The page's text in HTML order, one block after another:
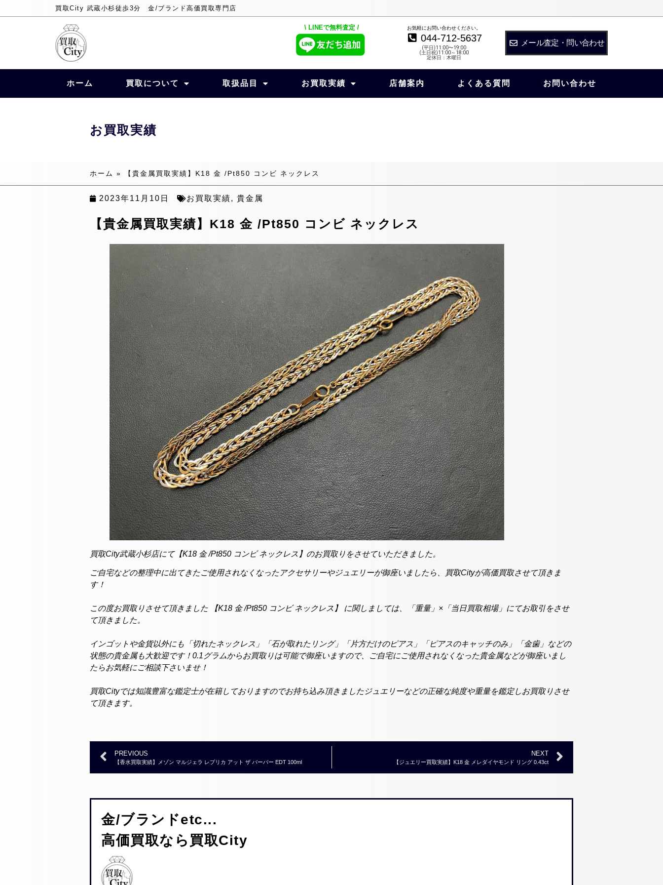
買取City 武蔵小杉徒歩3分 金/ブランド高価買取専門店
\ LINEで無料査定 / お気軽にお問い合わせください。
044-712-5637
(平日)11:00〜19:00
(土日祝)11:00～18:00
定休日：木曜日
メール査定・問い合わせ
ホーム 買取について 取扱品目 お買取実績 店舗案内 よくある質問 お問い合わせ
お買取実績
ホーム » 【貴金属買取実績】K18 金 /Pt850 コンビ ネックレス
2023年11月10日 お買取実績, 貴金属
【貴金属買取実績】K18 金 /Pt850 コンビ ネックレス
買取City武蔵小杉店にて【K18 金 /Pt850 コンビ ネックレス】のお買取りをさせていただきました。
ご自宅などの整理中に出てきたご使用されなくなったアクセサリーやジュエリーが御座いましたら、買取Cityが高価買取させて頂きま
す！
この度お買取りさせて頂きました 【K18 金 /Pt850 コンビ ネックレス】 に関しましては、「重量」×「当日買取相場」にてお取引をさせ
て頂きました。
インゴットや金貨以外にも「切れたネックレス」「石が取れたリング」「片方だけのピアス」「ピアスのキャッチのみ」「金歯」などの
状態の貴金属も大歓迎です！0.1グラムからお買取りは可能で御座いますので、ご自宅にご使用されなくなった貴金属などが御座いまし
たらお気軽にご相談下さいませ！
買取Cityでは知識豊富な鑑定士が在籍しておりますのでお持ち込み頂きましたジュエリーなどの正確な純度や重量を鑑定しお買取りさせ
て頂きます。
PREVIOUS
【香水買取実績】メゾン マルジェラ レプリカ アット ザ バーバー EDT 100ml
NEXT
【ジュエリー買取実績】K18 金 メレダイヤモンド リング 0.43ct
金/ブランドetc...
高価買取なら買取City